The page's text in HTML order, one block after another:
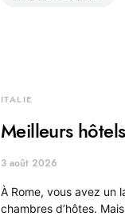
ITALIE
Meilleurs
3 août 2026
À Rome, vous avez un
chambres d’hôtes.